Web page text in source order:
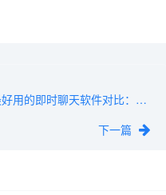
最好用的即时聊天软件对比：Slack、钉钉、企业微信谁更胜一筹？
下一篇